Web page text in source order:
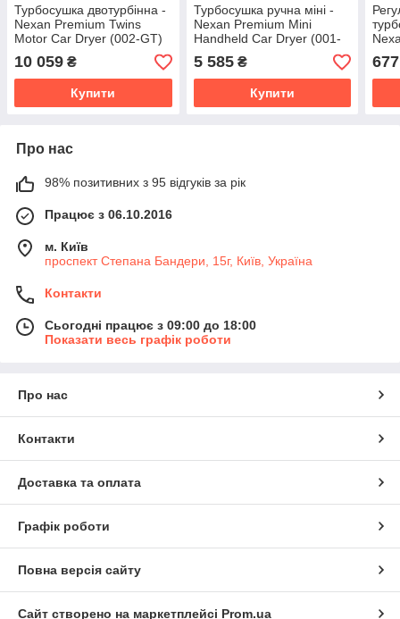
Турбосушка двотурбінна -
Nexan Premium Twins
Motor Car Dryer (002-GT)
10 059 ₴
Купити
Турбосушка ручна міні -
Nexan Premium Mini
Handheld Car Dryer (001-
5 585₴
Купити
677
Про нас
98% позитивних з 95 відгуків за рік
Працює з 06.10.2016
м. Київ
проспект Степана Бандери, 15г, Київ, Україна
Контакти
Сьогодні працює з 09:00 до 18:00
Показати весь графік роботи
Про нас
Контакти
Доставка та оплата
Графік роботи
Повна версія сайту
Сайт створено на маркетплейсі Prom.ua